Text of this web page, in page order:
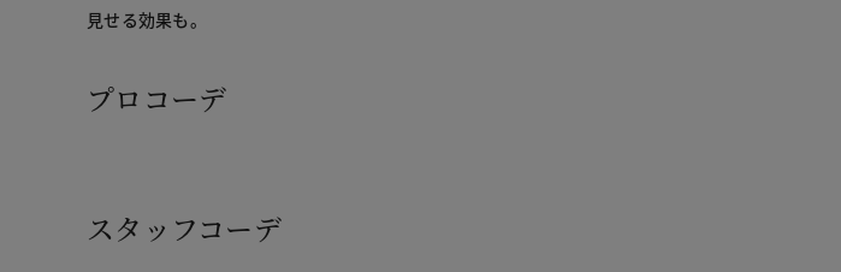
見せる効果も。
プロコーデ
スタッフコーデ